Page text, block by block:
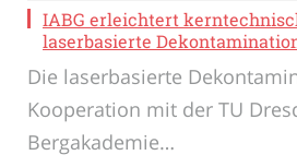
IABG erleichtert
laserbasierte
Die laserbasierte
Kooperation mit der TU
Bergakademie…